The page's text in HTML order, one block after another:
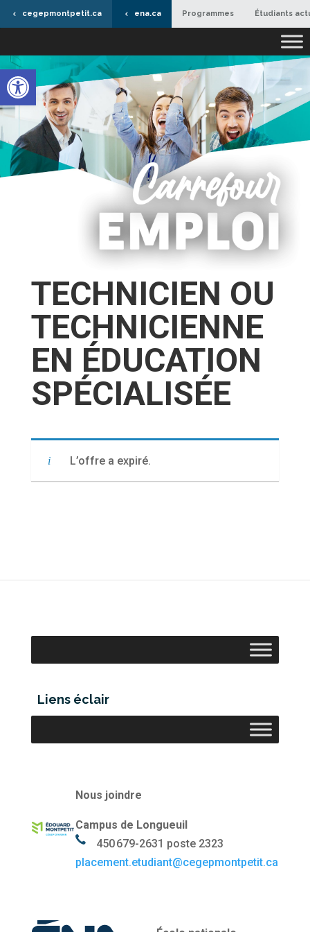
Ouvrir la barre d’outils
cegepmontpetit.ca ena.ca Programmes Étudiants
TECHNICIEN OU
TECHNICIENNE
EN ÉDUCATION
SPÉCIALISÉE
L’offre a expiré.
Liens éclair
Nous joindre
Campus de Longueuil
450 679-2631 poste 2323
placement.etudiant@cegepmontpetit.ca